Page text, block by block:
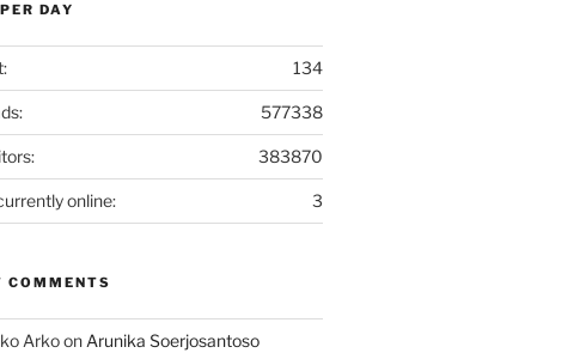
DAY
134
577338
383870
3
online:
COMMENTS
Arkoon Arunika Soerjosantoso